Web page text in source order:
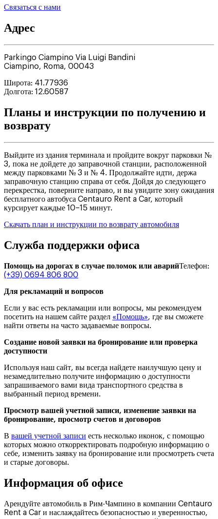
Связаться с нами
Адрес
Parkingo Ciampino Via Luigi Bandini
Ciampino, Roma, 00043
Широта: 41.77936
Долгота: 12.60587
Планы и инструкции по получению и
возврату
Выйдите из здания терминала и пройдите вокруг парковки №
3, пока не дойдете до заправочной станции, расположенной
между парковками № 3 и № 4. Продолжайте идти, держа
заправочную станцию справа от себя. Дойдя до следующего
перекрестка, поверните направо, и вы увидите зону ожидания
бесплатного автобуса Centauro Rent a Car, который
курсирует каждые 10–15 минут.
Скачать план и инструкции по возврату автомобиля
Служба поддержки офиса
Помощь на дорогах в случае поломок или аварийТелефон:
(+39) 0694 806 800
Для рекламаций и вопросов
Если у вас есть рекламации или вопросы, мы рекомендуем
посетить на нашем сайте раздел «Помощь», где вы сможете
найти ответы на часто задаваемые вопросы.
Создание новой заявки на бронирование или проверка
доступности
Используя наш сайт, вы всегда найдете наилучшую цену и
незамедлительно получите информацию о доступности
запрашиваемого вами вида транспортного средства в
выбранный период времени.
Просмотр вашей учетной записи, изменение заявки на
бронирование, просмотр счетов и договоров
В вашей учетной записи есть несколько иконок, с помощью
которых можно откорректировать подробную информацию о
себе, изменить заявку на бронирование или просмотреть счета
и старые договоры.
Информация об офисе
Арендуйте автомобиль в Рим-Чампино в компании Centauro
Rent a Car и наслаждайтесь безопасностью и уверенностью,